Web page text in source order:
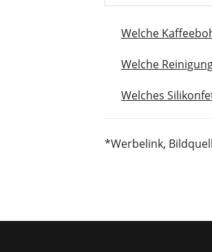
Welche
Welche
Welches
*Werbelink,